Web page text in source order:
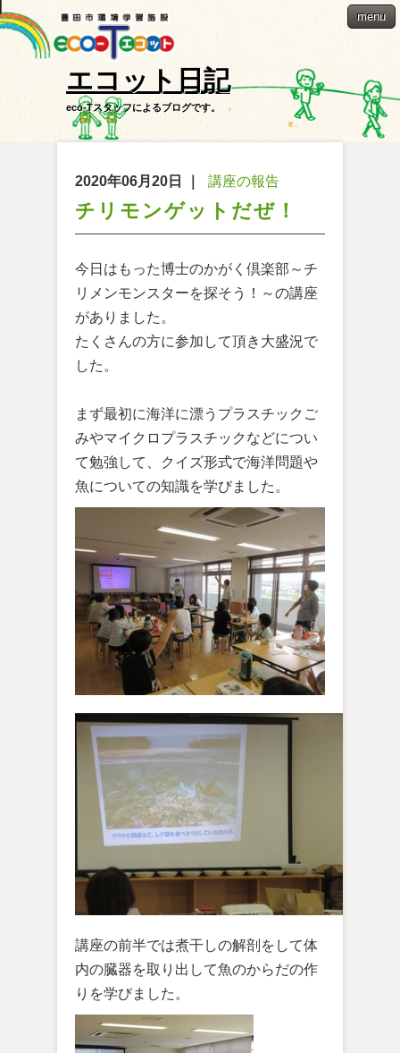
menu
エコット日記
eco-Tスタッフによるブログです。
2020年06月20日 講座の報告
チリモンゲットだぜ！
今日はもった博士のかがく倶楽部～チ
リメンモンスターを探そう！～の講座
がありました。
たくさんの方に参加して頂き大盛況で
した。
まず最初に海洋に漂うプラスチックご
みやマイクロプラスチックなどについ
て勉強して、クイズ形式で海洋問題や
魚についての知識を学びました。
講座の前半では煮干しの解剖をして体
内の臓器を取り出して魚のからだの作
りを学びました。